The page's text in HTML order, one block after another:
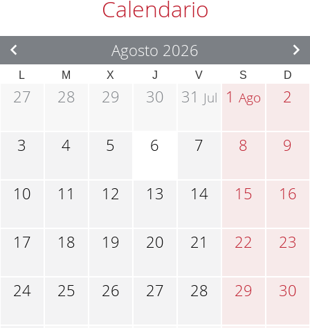
Calendario
Agosto 2026
L M X J V S D
27 28 29 30 31 Jul 1Ago 2
3 4 5 6 7 8 9
10 11 12 13 14 15 16
17 18 19 20 21 22 23
24 25 26 27 28 29 30